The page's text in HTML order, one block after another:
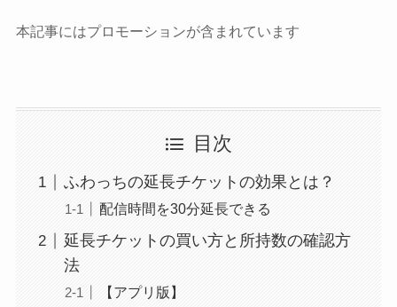
本記事にはプロモーションが含まれています
目次
ふわっちの延長チケットの効果とは？
配信時間を30分延長できる
延長チケットの買い方と所持数の確認方
法
【アプリ版】